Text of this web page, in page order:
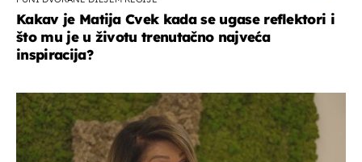
Kakav je Matija Cvek kada se ugase reflektori i
što mu je u životu trenutačno najveća
inspiracija?